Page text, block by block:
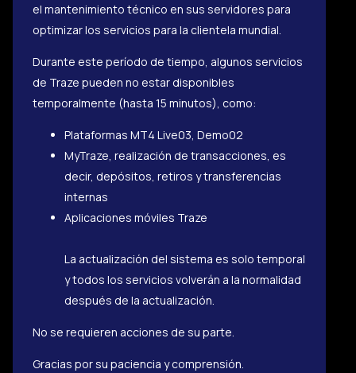
el mantenimiento técnico en sus servidores para
optimizar los servicios para la clientela mundial.
Durante este período de tiempo, algunos servicios
de Traze pueden no estar disponibles
temporalmente (hasta 15 minutos), como:
Plataformas MT4 Live03, Demo02
MyTraze, realización de transacciones, es
decir, depósitos, retiros y transferencias
internas
Aplicaciones móviles Traze
La actualización del sistema es solo temporal
y todos los servicios volverán a la normalidad
después de la actualización.
No se requieren acciones de su parte.
Gracias por su paciencia y comprensión.